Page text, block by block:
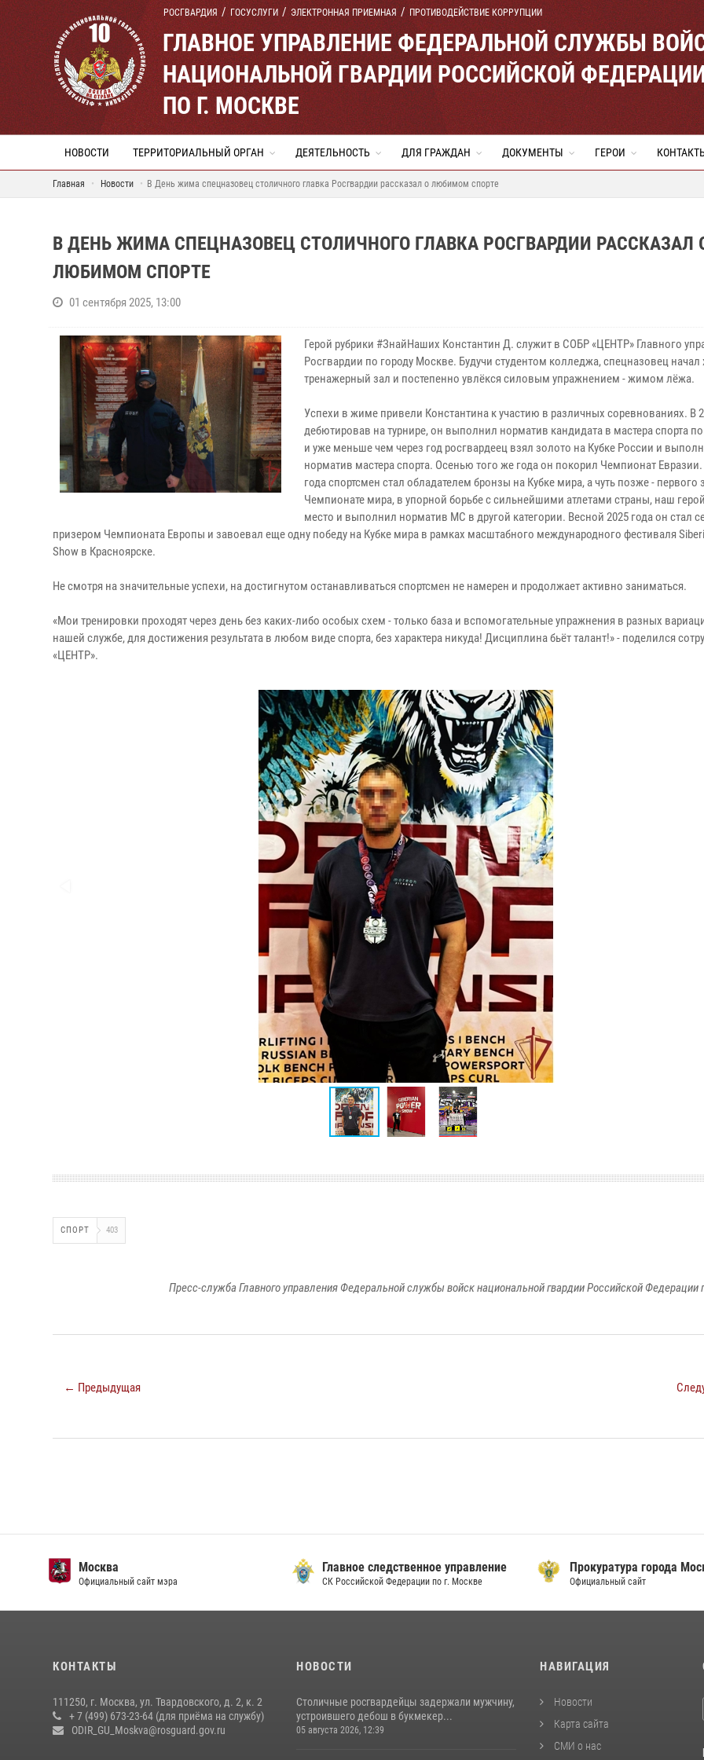
РОСГВАРДИЯ ГОСУСЛУГИ ЭЛЕКТРОННАЯ ПРИЕМНАЯ ПРОТИВОДЕЙСТВИЕ КОРРУПЦИИ
ГЛАВНОЕ УПРАВЛЕНИЕ ФЕДЕРАЛЬНОЙ СЛУЖБЫ
НАЦИОНАЛЬНОЙ ГВАРДИИ РОССИЙСКОЙ
ПО Г. МОСКВЕ
НОВОСТИ ТЕРРИТОРИАЛЬНЫЙ ОРГАН ДЕЯТЕЛЬНОСТЬ ДЛЯ ГРАЖДАН ДОКУМЕНТЫ ГЕРОИ
Главная Новости В День жима спецназовец столичного главка Росгвардии рассказал о любимом спорте
В ДЕНЬ ЖИМА СПЕЦНАЗОВЕЦ СТОЛИЧНОГО ГЛАВКА РОСГВАРДИИ РАССКАЗАЛ
ЛЮБИМОМ СПОРТЕ
01 сентября 2025, 13:00
Герой рубрики #ЗнайНаших Константин Д. служит в СОБР «ЦЕНТР» Главного
Росгвардии по городу Москве. Будучи студентом колледжа, спецназовец начал
тренажерный зал и постепенно увлёкся силовым упражнением - жимом лёжа.
Успехи в жиме привели Константина к участию в различных соревнованиях. В
дебютировав на турнире, он выполнил норматив кандидата в мастера спорта
и уже меньше чем через год росгвардеец взял золото на Кубке России и
норматив мастера спорта. Осенью того же года он покорил Чемпионат
года спортсмен стал обладателем бронзы на Кубке мира, а чуть позже - первого
Чемпионате мира, в упорной борьбе с сильнейшими атлетами страны, наш
место и выполнил норматив МС в другой категории. Весной 2025 года он стал
призером Чемпионата Европы и завоевал еще одну победу на Кубке мира в рамках масштабного международного фестиваля
Show в Красноярске.
Не смотря на значительные успехи, на достигнутом останавливаться спортсмен не намерен и продолжает активно заниматься.
«Мои тренировки проходят через день без каких-либо особых схем - только база и вспомогательные упражнения в разных
нашей службе, для достижения результата в любом виде спорта, без характера никуда! Дисциплина бьёт талант!» - поделился
«ЦЕНТР».
СПОРТ 403
Пресс-служба Главного управления Федеральной службы войск национальной гвардии Российской Федерации
← Предыдущая
Москва
Официальный сайт мэра
Главное следственное управление
СК Российской Федерации по г. Москве
Прокуратура города
Официальный сайт
КОНТАКТЫ
111250, г. Москва, ул. Твардовского, д. 2, к. 2
+ 7 (499) 673-23-64 (для приёма на службу)
ODIR_GU_Moskva@rosguard.gov.ru
НОВОСТИ
Столичные росгвардейцы задержали мужчину,
устроившего дебош в букмекер...
05 августа 2026, 12:39
НАВИГАЦИЯ
Новости
Карта сайта
СМИ о нас